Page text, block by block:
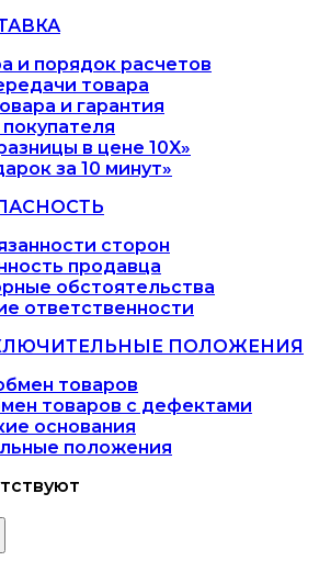
и порядок расчетов
товара
и гарантия
в цене 10X»
за 10 минут»
сторон
продавца
обстоятельства
ответственности
ПОЛОЖЕНИЯ
товаров
товаров с дефектами
основания
положения